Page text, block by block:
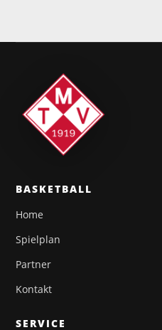
BASKETBALL
Home
Spielplan
Partner
Kontakt
SERVICE